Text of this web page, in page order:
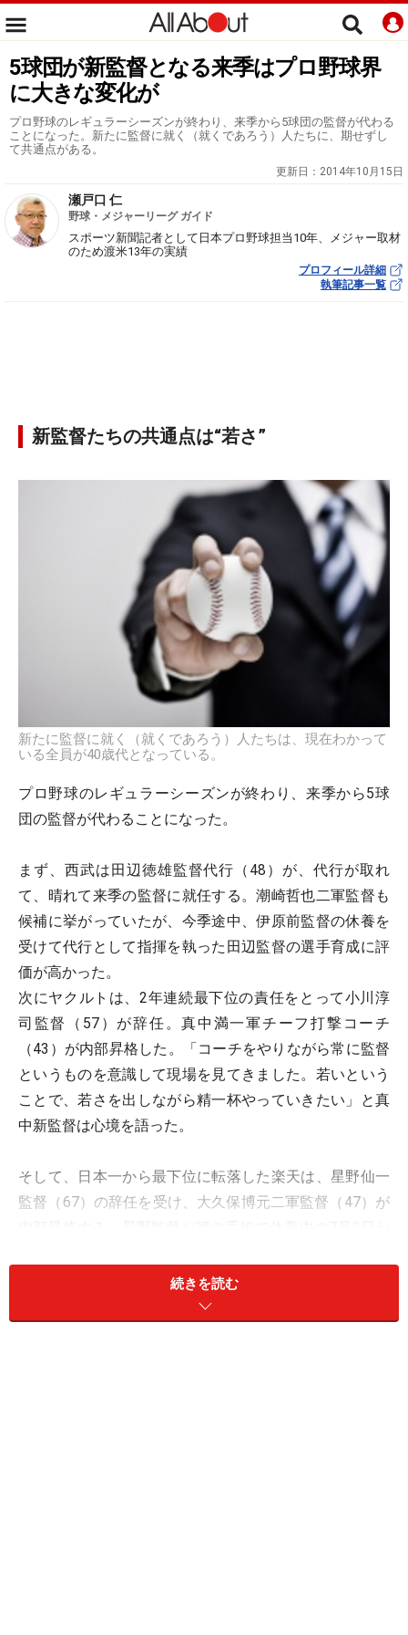
5球団が新監督となる来季はプロ野球界
に大きな変化が
プロ野球のレギュラーシーズンが終わり、来季から5球団の監督が代わる
ことになった。新たに監督に就く（就くであろう）人たちに、期せずし
て共通点がある。
更新日： 2014年10月15日
瀬戸口 仁
野球・メジャーリーグ ガイド
スポーツ新聞記者として日本プロ野球担当10年、メジャー取材
のため渡米13年の実績
プロフィール詳細
執筆記事一覧
新監督たちの共通点は“若さ”
新たに監督に就く（就くであろう）人たちは、現在わかって
いる全員が40歳代となっている。
プロ野球のレギュラーシーズンが終わり、来季から5球
団の監督が代わることになった。
まず、西武は田辺徳雄監督代行（48）が、代行が取れ
て、晴れて来季の監督に就任する。潮崎哲也二軍監督も
候補に挙がっていたが、今季途中、伊原前監督の休養を
受けて代行として指揮を執った田辺監督の選手育成に評
価が高かった。
次にヤクルトは、2年連続最下位の責任をとって小川淳
司監督（57）が辞任。真中満一軍チーフ打撃コーチ
（43）が内部昇格した。「コーチをやりながら常に監督
というものを意識して現場を見てきました。若いという
ことで、若さを出しながら精一杯やっていきたい」と真
中新監督は心境を語った。
そして、日本一から最下位に転落した楽天は、星野仙一
監督（67）の辞任を受け、大久保博元二軍監督（47）が
衝撃的だったのは広島だ。10月8日、野村謙二郎監督
続きを読む